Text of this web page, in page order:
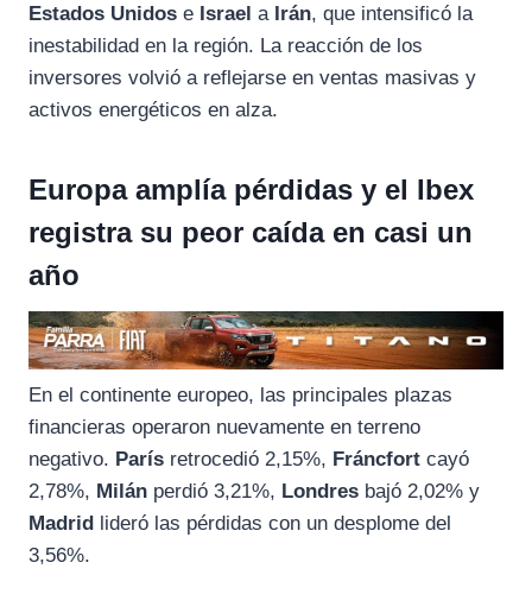
Estados Unidos e Israel a Irán, que intensificó la
inestabilidad en la región. La reacción de los
inversores volvió a reflejarse en ventas masivas y
activos energéticos en alza.
Europa amplía pérdidas y el Ibex
registra su peor caída en casi un
año
En el continente europeo, las principales plazas
financieras operaron nuevamente en terreno
negativo. París retrocedió 2,15%, Fráncfort cayó
2,78%, Milán perdió 3,21%, Londres bajó 2,02% y
Madrid lideró las pérdidas con un desplome del
3,56%.